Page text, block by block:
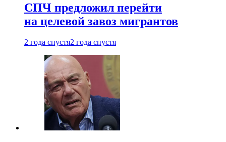
СПЧ предложил перейти
на целевой завоз мигрантов
2 года спустя2 года спустя